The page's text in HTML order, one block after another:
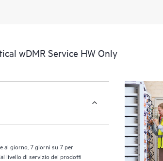
wDMR Service HW Only
al giorno, 7 giorni su 7 per
livello di servizio dei prodotti